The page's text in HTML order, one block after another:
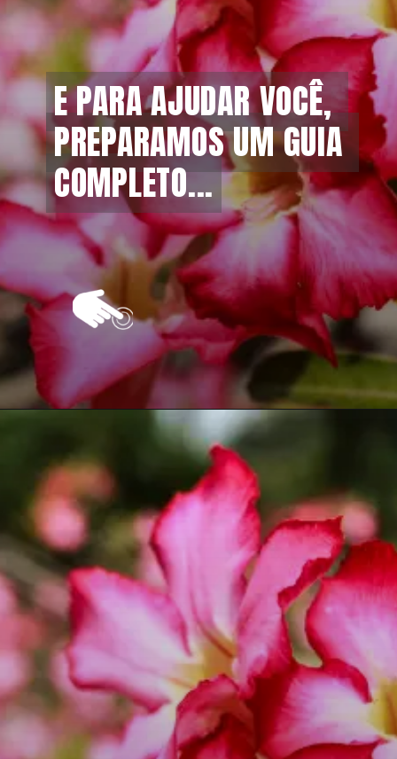
E PARA AJUDAR VOCÊ,
PREPARAMOS UM GUIA
COMPLETO...
E PARA AJUDAR VOCÊ,
PREPARAMOS UM GUIA
COMPLETO...